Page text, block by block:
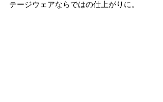
テージウェアならではの仕上がりに。